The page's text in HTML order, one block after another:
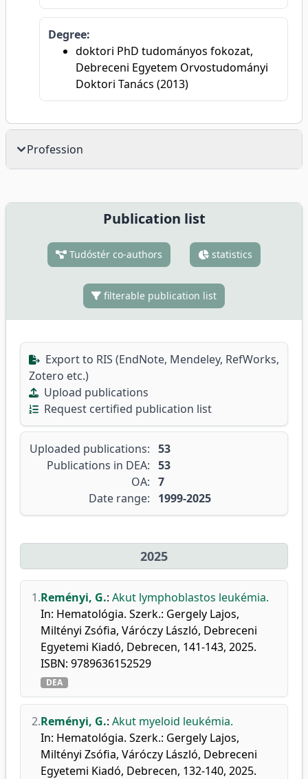
Degree:
doktori PhD tudományos fokozat,
Debreceni Egyetem Orvostudományi
Doktori Tanács (2013)
Profession
Publication list
Tudóstér co-authors statistics
filterable publication list
Export to RIS (EndNote, Mendeley, RefWorks,
Zotero etc.)
Upload publications
Request certified publication list
Uploaded publications: 53
Publications in DEA: 53
OA: 7
Date range:
1999-2025
2025
1.Reményi, G.: Akut lymphoblastos leukémia.
In: Hematológia. Szerk.: Gergely Lajos,
Miltényi Zsófia, Váróczy László, Debreceni
Egyetemi Kiadó, Debrecen, 141-143, 2025.
ISBN: 9789636152529
DEA
2.Reményi, G.: Akut myeloid leukémia.
In: Hematológia. Szerk.: Gergely Lajos,
Miltényi Zsófia, Váróczy László, Debreceni
Egyetemi Kiadó, Debrecen, 132-140, 2025.